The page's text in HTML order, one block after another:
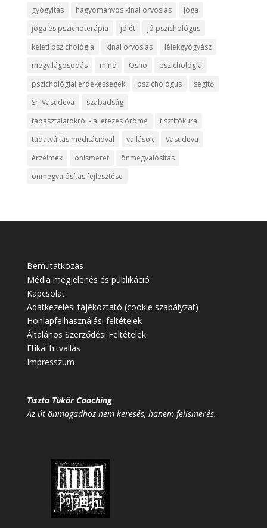
gyógyítás
hagyományos kínai orvoslás
jóga
jóga és pszichoterápia
jólét
jó pszichológus
keleti pszichológia
kínai orvoslás
lélekgyógyász
megvilágosodás
mind Osho
pszichológia
pszichológiai érdekességek
pszichológus
segítő
Sri Vasudeva
szabadság
tapasztalatokról - a létezés öröme
tisztítókúra
tudatváltás meditációval
vallások
Vasudeva
érzelmek
önismeret
önmegvalósítás
önmegvalósítás fejlesztése
Bemutatkozás
Média megjelenés és publikáció
Kapcsolat
Adatkezelési tájékoztató (cookie szabályzat)
Honlapfelhasználási feltételek
Általános Szerződési Feltételek
Etikai hitvallás
Impresszum
Tiszta Tükör Coaching
Az út önmagadhoz nem keresés, hanem felismerés.